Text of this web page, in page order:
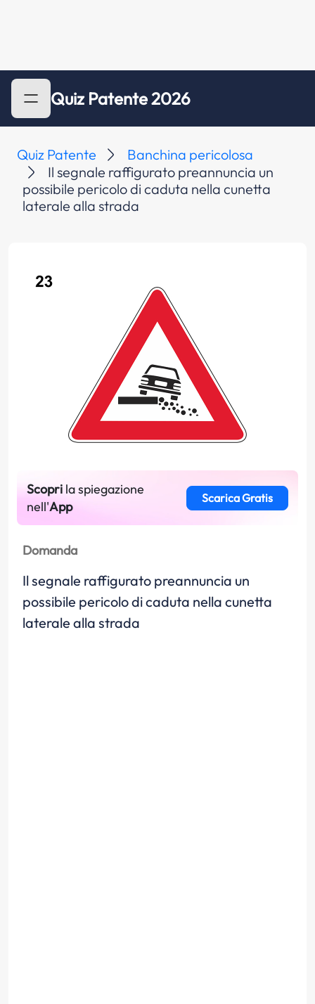
Quiz Patente 2026
Quiz Patente
Banchina pericolosa
Il segnale raffigurato preannuncia un
possibile pericolo di caduta nella cunetta
laterale alla strada
Scopri la spiegazione
nell'App
Scarica Gratis
Domanda
Il segnale raffigurato preannuncia un
possibile pericolo di caduta nella cunetta
laterale alla strada